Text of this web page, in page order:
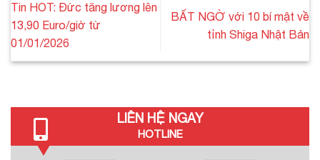
Tin HOT: Đức tăng lương lên
13,90 Euro/giờ từ
01/01/2026
BẤT NGỜ với 10 bí mật về
tỉnh Shiga Nhật Bản
LIÊN HỆ NGAY
HOTLINE